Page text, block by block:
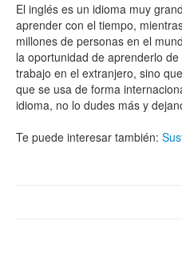
El inglés es un idioma muy
aprender con el tiempo,
millones de personas en el
la oportunidad de aprenderlo
trabajo en el extranjero, sino
que se usa de forma
idioma, no lo dudes más y
Te puede interesar también: